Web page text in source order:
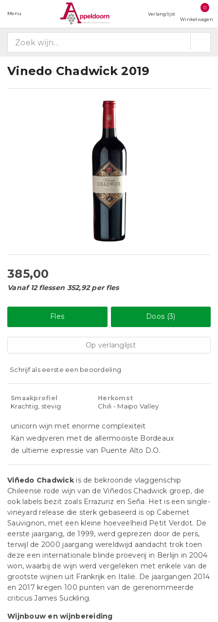
Menu Verlanglijst
0
Winkelwagen
Vinedo Chadwick 2019
385,00
Vanaf 12 flessen 352,92 per fles
Fles Doos (3)
Op verlanglijst
Schrijf als eerste een beoordeling
Smaakprofiel
Krachtig, stevig
Herkomst
Chili - Maipo Valley
unicorn wijn met enorme complexiteit
Kan wedijveren met de allermooiste Bordeaux
de ultieme expressie van Puente Alto D.O.
Viñedo Chadwick is de bekroonde vlaggenschip
Chileense rode wijn van de Viñedos Chadwick groep, die
ook labels bezit zoals Errazuriz en Seña. Het is een single-
vineyard release die sterk gebaseerd is op Cabernet
Sauvignon, met een kleine hoeveelheid Petit Verdot. De
eerste jaargang, de 1999, werd geprezen door de pers,
terwijl de 2000 jaargang wereldwijd aandacht trok toen
deze een internationale blinde proeverij in Berlijn in 2004
won, waarbij de wijn werd vergeleken met enkele van de
grootste wijnen uit Frankrijk en Italië. De jaargangen 2014
en 2017 kregen 100 punten van de gerenommeerde
criticus James Suckling.
Wijnbouw en wijnbereiding